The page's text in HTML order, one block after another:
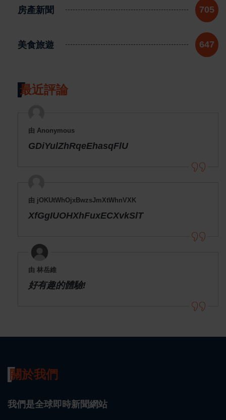
房產新聞 705
美食旅遊 647
最近評論
由 Anonymous
GDiYulZhRqeEhasqFlU
由 jOKUtWhOjxBwzsJmXtWhnVXK
XfGgIUOHXhFuxECXvkSlT
由 林岳維
好有趣的體驗!
關於我們
我們是全球即時新聞網站